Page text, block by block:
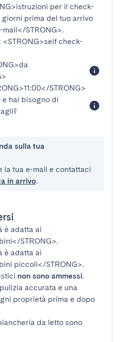
per il check-
giorni prima del tuo arrivo
mail</STRONG>.
<STRONG>self check-
STRONG>
hai bisogno di
sulla tua
la tua e-mail e contattaci
in arrivo.
è adatta ai
STRONG>.
è adatta ai
piccoli</STRONG>.
non sono ammessi.
accurata e una
proprietà prima e dopo
da letto sono